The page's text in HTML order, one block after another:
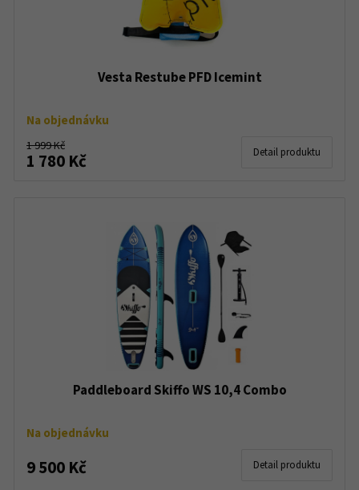
Vesta Restube PFD Icemint
Na objednávku
1 999 Kč
1 780 Kč Detail produktu
Paddleboard Skiffo WS 10,4 Combo
Na objednávku
9 500 Kč Detail produktu